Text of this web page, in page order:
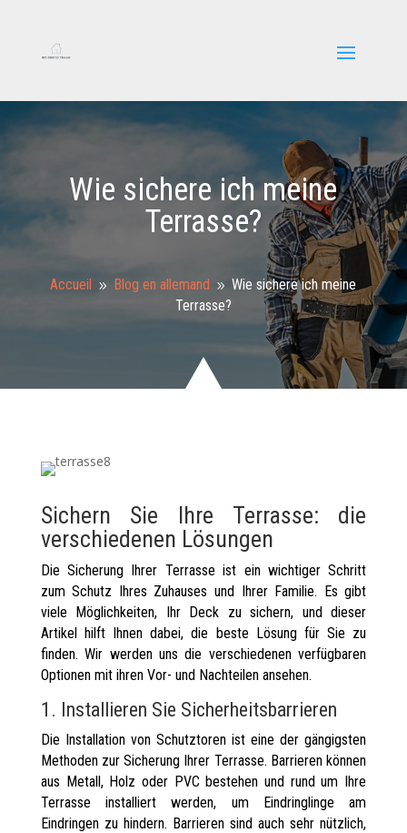
Wie sichere ich meine
Terrasse?
Accueil 9 Blog en allemand 9 Wie sichere ich meine
Terrasse?
Sichern Sie Ihre Terrasse: die
verschiedenen Lösungen
Die Sicherung Ihrer Terrasse ist ein wichtiger Schritt
zum Schutz Ihres Zuhauses und Ihrer Familie. Es gibt
viele Möglichkeiten, Ihr Deck zu sichern, und dieser
Artikel hilft Ihnen dabei, die beste Lösung für Sie zu
finden. Wir werden uns die verschiedenen verfügbaren
Optionen mit ihren Vor- und Nachteilen ansehen.
1. Installieren Sie Sicherheitsbarrieren
Die Installation von Schutztoren ist eine der gängigsten
Methoden zur Sicherung Ihrer Terrasse. Barrieren können
aus Metall, Holz oder PVC bestehen und rund um Ihre
Terrasse installiert werden, um Eindringlinge am
Eindringen zu hindern. Barrieren sind auch sehr nützlich,